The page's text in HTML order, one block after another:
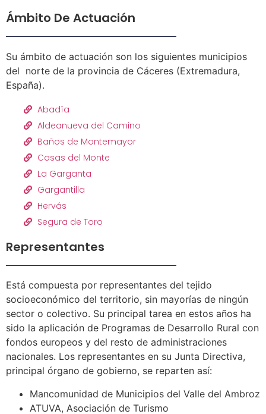
Ámbito De Actuación
Su ámbito de actuación son los siguientes municipios
del norte de la provincia de Cáceres (Extremadura,
España).
Abadía
Aldeanueva del Camino
Baños de Montemayor
Casas del Monte
La Garganta
Gargantilla
Hervás
Segura de Toro
Representantes
Está compuesta por representantes del tejido
socioeconómico del territorio, sin mayorías de ningún
sector o colectivo. Su principal tarea en estos años ha
sido la aplicación de Programas de Desarrollo Rural con
fondos europeos y del resto de administraciones
nacionales. Los representantes en su Junta Directiva,
principal órgano de gobierno, se reparten así:
Mancomunidad de Municipios del Valle del Ambroz
ATUVA, Asociación de Turismo